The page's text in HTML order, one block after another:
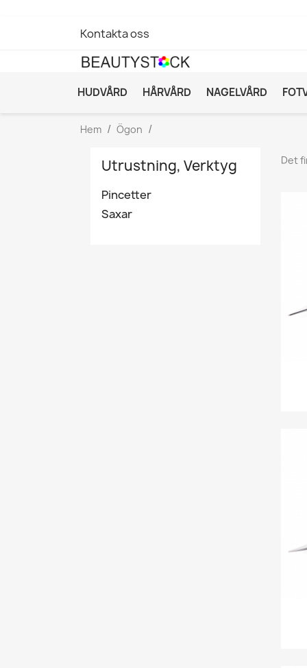
Kontakta oss
HUDVÅRD HÅRVÅRD NAGELVÅRD
Hem Ögon
Utrustning, Verktyg
Pincetter
Saxar
Det